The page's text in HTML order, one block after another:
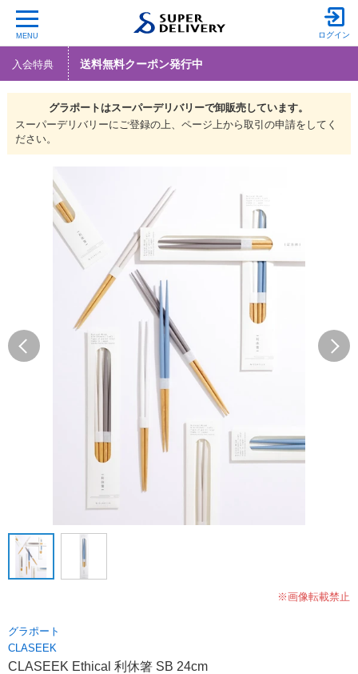
MENU ログイン
入会特典 送料無料クーポン発行中
グラポートはスーパーデリバリーで卸販売しています。
スーパーデリバリーにご登録の上、ページ上から取引の申請をしてく
ださい。
※画像転載禁止
グラポート
CLASEEK
CLASEEK Ethical 利休箸 SB 24cm